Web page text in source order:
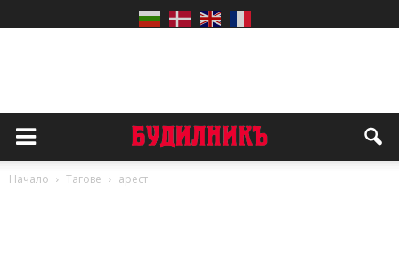
Начало Тагове арест